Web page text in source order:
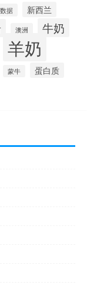
数据 新西兰
澳洲 牛奶
羊奶
蒙牛 蛋白质